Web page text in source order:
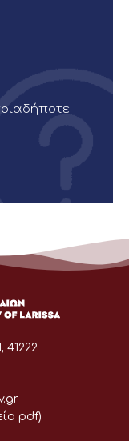
41222
pdf)